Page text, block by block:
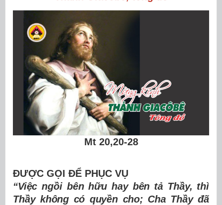
Mt 20,20-28
ĐƯỢC GỌI ĐỂ PHỤC VỤ
“Việc ngồi bên hữu hay bên tả Thầy, thì
Thầy không có quyền cho; Cha Thầy đã